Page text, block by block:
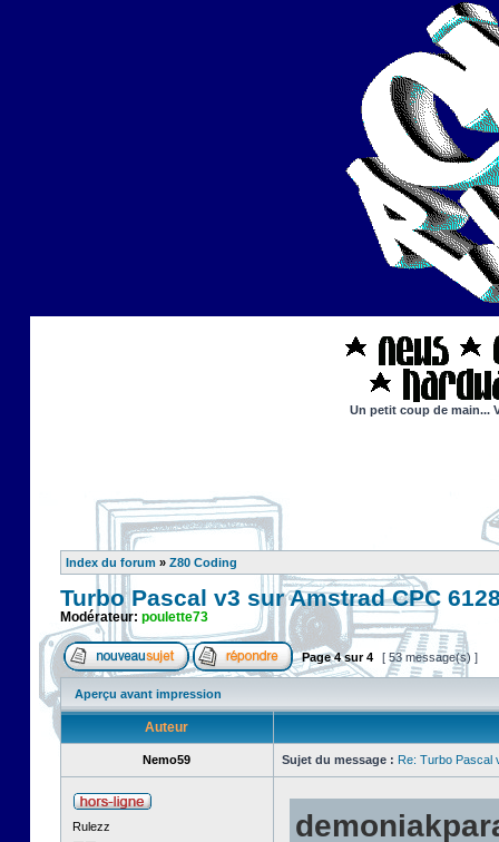
Un petit coup de main...
Index du forum » Z80 Coding
Turbo Pascal v3 sur Amstrad CPC
Modérateur: poulette73
Page4sur4 [ 53 message(s) ]
Aperçu avant impression
Auteur
Nemo59 Sujet du message : Re: Turbo Pascal
Rulezz